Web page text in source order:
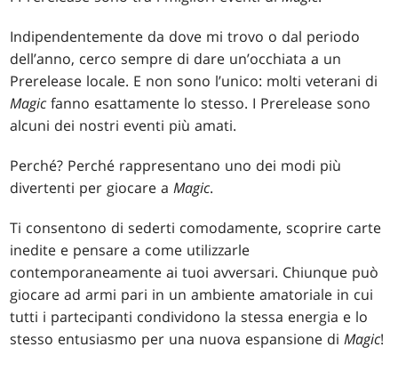
Indipendentemente da dove mi trovo o dal periodo
dell’anno, cerco sempre di dare un’occhiata a un
Prerelease locale. E non sono l’unico: molti veterani di
Magic fanno esattamente lo stesso. I Prerelease sono
alcuni dei nostri eventi più amati.
Perché? Perché rappresentano uno dei modi più
divertenti per giocare aMagic.
Ti consentono di sederti comodamente, scoprire carte
inedite e pensare a come utilizzarle
contemporaneamente ai tuoi avversari. Chiunque può
giocare ad armi pari in un ambiente amatoriale in cui
tutti i partecipanti condividono la stessa energia e lo
stesso entusiasmo per una nuova espansione diMagic!